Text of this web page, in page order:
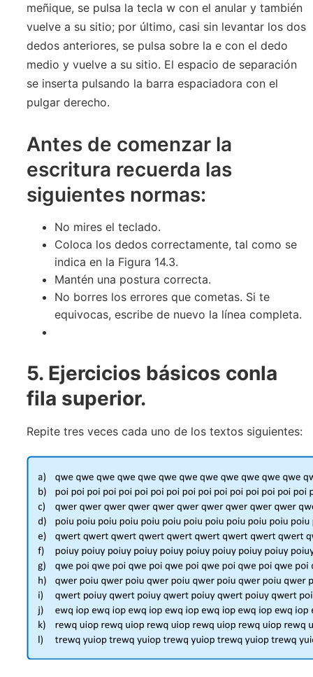
meñique, se pulsa la tecla w con el anular y también
vuelve a su sitio; por último, casi sin levantar los dos
dedos anteriores, se pulsa sobre la e con el dedo
medio y vuelve a su sitio. El espacio de separación
se inserta pulsando la barra espaciadora con el
pulgar derecho.
Antes de comenzar la
escritura recuerda las
siguientes normas:
No mires el teclado.
Coloca los dedos correctamente, tal como se
indica en la Figura 14.3.
Mantén una postura correcta.
No borres los errores que cometas. Si te
equivocas, escribe de nuevo la línea completa.
5. Ejercicios básicos conla
fila superior.
Repite tres veces cada uno de los textos siguientes: